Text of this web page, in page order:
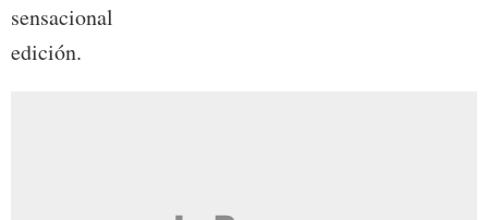
sensacional
edición.